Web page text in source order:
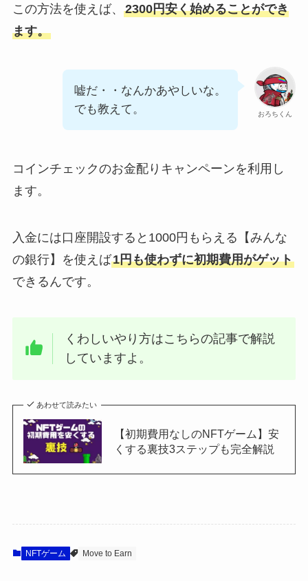
この方法を使えば、 2300円安く始めることができ
ます。
おろちくん
嘘だ・・なんかあやしいな。
でも教えて。
コインチェックのお金配りキャンペーンを利用し
ます。
入金には口座開設すると1000円もらえる【みんな
の銀行】を使えば1円も使わずに初期費用がゲット
できるんです。
くわしいやり方はこちらの記事で解説
していますよ。
あわせて読みたい
【初期費用なしのNFTゲーム】安
くする裏技3ステップも完全解説
NFTゲーム Move to Earn